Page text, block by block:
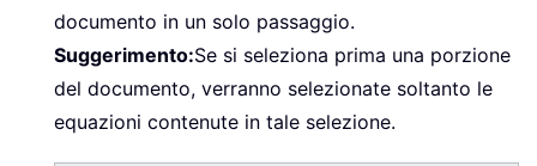
documento in un solo passaggio.
Suggerimento:Se si seleziona prima una porzione
del documento, verranno selezionate soltanto le
equazioni contenute in tale selezione.